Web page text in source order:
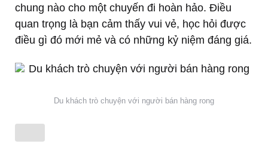
chung nào cho một chuyến đi hoàn hảo. Điều
quan trọng là bạn cảm thấy vui vẻ, học hỏi được
điều gì đó mới mẻ và có những kỷ niệm đáng giá.
Du khách trò chuyện với người bán hàng rong